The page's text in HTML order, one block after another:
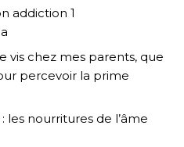
addiction 1
vis chez mes parents, que
percevoir la prime
nourritures de l’âme